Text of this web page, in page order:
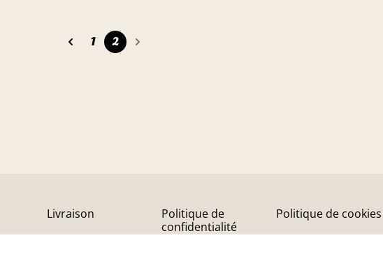
1 2
Livraison
Politique de
confidentialité
Politique de cookies